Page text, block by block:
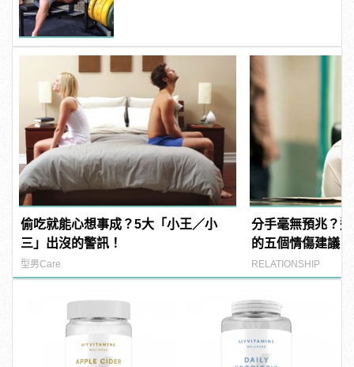
偷吃就能心想事成？5大「小王／小
三」出沒的警訊！
型男Care
分手毫無預兆？
的五個情傷建議！
RELATIONSHIP